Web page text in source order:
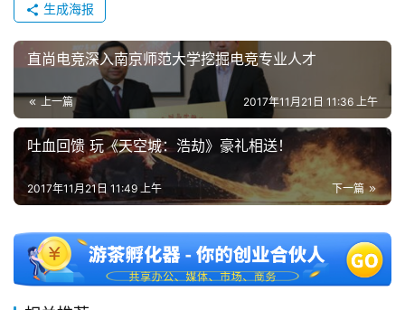
日
游
对
接
会
海
站
生成海报
直尚电竞深入南京师范大学挖掘电竞专业人才
上一篇 2017年11月21日 11:36 上午
吐血回馈 玩《天空城：浩劫》豪礼相送！
下一篇
2017年11月21日 11:49 上午